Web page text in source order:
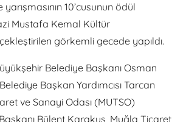
10’cusunun ödül
Mustafa Kemal Kültür
görkemli gecede yapıldı.
Belediye Başkanı Osman
Başkan Yardımcısı Tarcan
ve Sanayi Odası (MUTSO)
Bülent Karakuş, Muğla Ticaret